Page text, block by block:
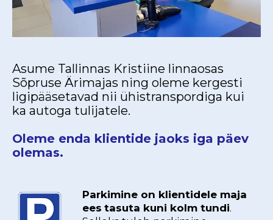
Asume Tallinnas Kristiine linnaosas
Sõpruse Ärimajas ning oleme kergesti
ligipääsetavad nii ühistranspordiga kui
ka autoga tulijatele.
Oleme enda klientide jaoks iga päev
olemas.
Parkimine on klientidele maja
ees tasuta kuni kolm tundi.